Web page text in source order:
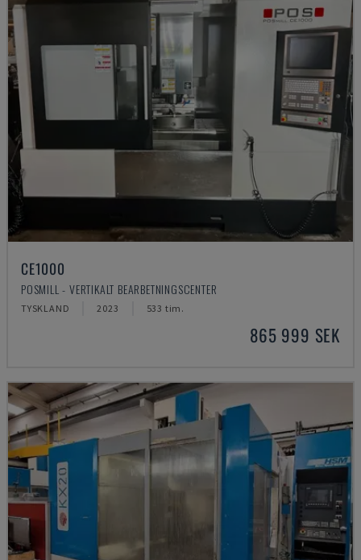
CE1000
POSMILL - VERTIKALT BEARBETNINGSCENTER
TYSKLAND 2023 533 tim.
865 999 SEK